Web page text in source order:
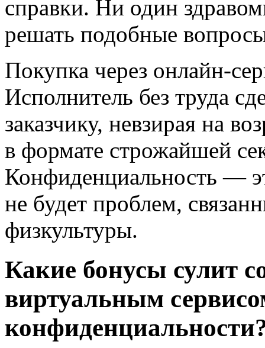
справки. Ни один
решать подобные
Покупка через онлайн-
Исполнитель без труда
заказчику, невзирая на
в формате строжайшей
Конфиденциальность —
не будет проблем,
физкультуры.
Какие бонусы сулит
виртуальным